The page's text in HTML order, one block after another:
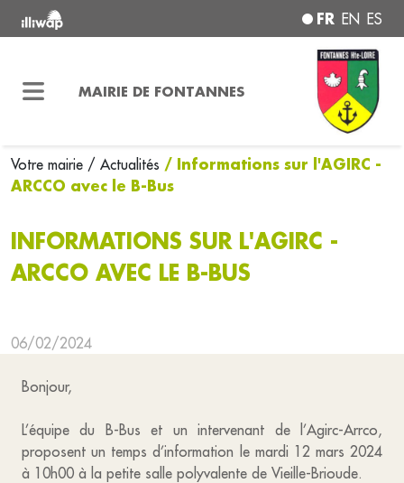
FR EN ES
MAIRIE DE FONTANNES
Votre mairie / Actualités / Informations sur l'AGIRC -
ARCCO avec le B-Bus
INFORMATIONS SUR L'AGIRC -
ARCCO AVEC LE B-BUS
06/02/2024
Bonjour,
L’équipe du B-Bus et un intervenant de l’Agirc-Arrco,
proposent un temps d’information le mardi 12 mars 2024
à 10h00 à la petite salle polyvalente de Vieille-Brioude.